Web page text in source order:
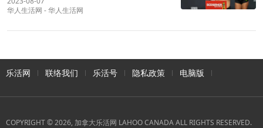
华人生活网 -华人生活网
乐活网 联络我们 乐活号 隐私政策 电脑版
COPYRIGHT © 2026, 加拿大乐活网 LAHOO CANADA ALL RIGHTS RESERVED.